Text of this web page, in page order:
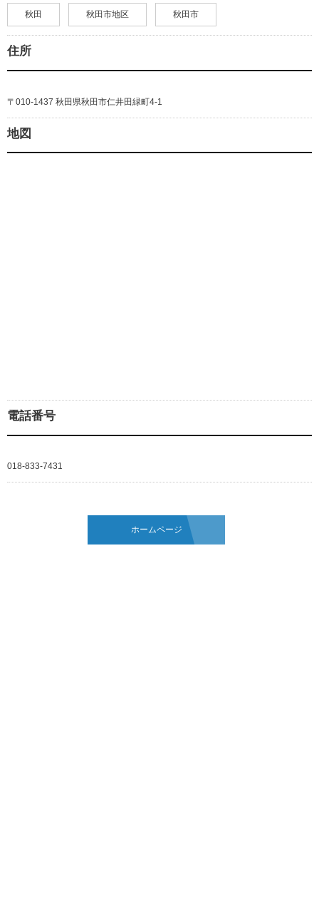
秋田 秋田市地区 秋田市
住所
〒010-1437 秋田県秋田市仁井田緑町4-1
地図
電話番号
018-833-7431
ホームページ